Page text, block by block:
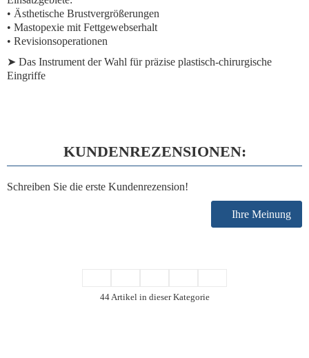
• Ästhetische Brustvergrößerungen
• Mastopexie mit Fettgewebserhalt
• Revisionsoperationen
➤ Das Instrument der Wahl für präzise plastisch-chirurgische
Eingriffe
KUNDENREZENSIONEN:
Schreiben Sie die erste Kundenrezension!
Ihre Meinung
44 Artikel in dieser Kategorie